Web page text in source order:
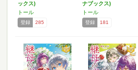
ックス)
トール
登録 285
ナブックス)
トール
登録 181